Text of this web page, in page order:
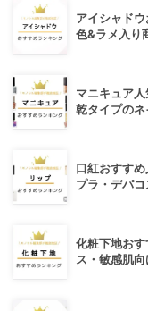
アイシャド
色&ラメ入り
マニキュア
乾タイプのネ
口紅おすす
プラ・デパコ
化粧下地お
ス・敏感肌向